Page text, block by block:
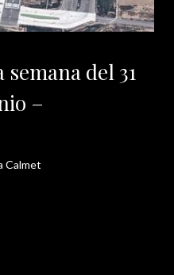
del 31
–
Calmet